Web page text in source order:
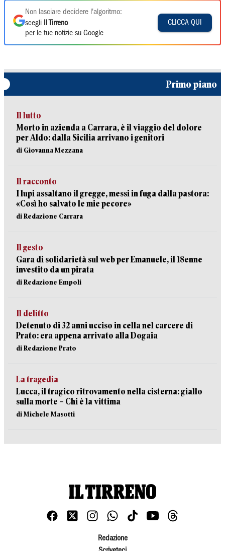
Non lasciare decidere l'algoritmo:
scegli
Il Tirreno
per le tue notizie su Google
CLICCA QUI
Primo piano
Il lutto
Morto in azienda a Carrara, è il viaggio del dolore
per Aldo: dalla Sicilia arrivano i genitori
di Giovanna Mezzana
Il racconto
I lupi assaltano il gregge, messi in fuga dalla pastora:
«Così ho salvato le mie pecore»
di Redazione Carrara
Il gesto
Gara di solidarietà sul web per Emanuele, il 18enne
investito da un pirata
di Redazione Empoli
Il delitto
Detenuto di 32 anni ucciso in cella nel carcere di
Prato: era appena arrivato alla Dogaia
di Redazione Prato
La tragedia
Lucca, il tragico ritrovamento nella cisterna: giallo
sulla morte – Chi è la vittima
di Michele Masotti
Redazione